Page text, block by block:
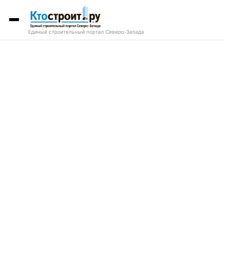
Единый строительный портал Северо-Запада